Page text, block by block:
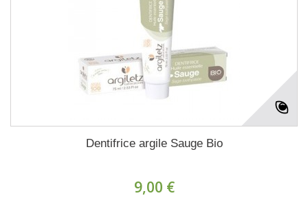
Dentifrice argile Sauge Bio
9,00 €